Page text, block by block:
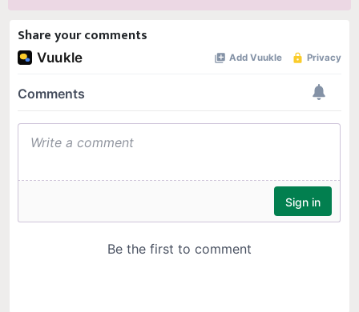
Share your comments